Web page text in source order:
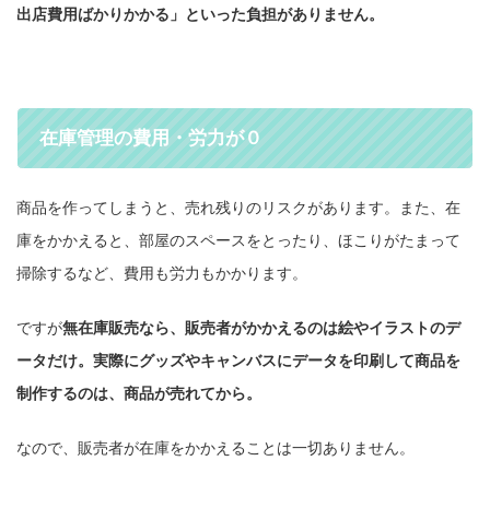
出店費用ばかりかかる」といった負担がありません。
在庫管理の費用・労力が０
商品を作ってしまうと、売れ残りのリスクがあります。また、在
庫をかかえると、部屋のスペースをとったり、ほこりがたまって
掃除するなど、費用も労力もかかります。
ですが無在庫販売なら、販売者がかかえるのは絵やイラストのデ
ータだけ。実際にグッズやキャンバスにデータを印刷して商品を
制作するのは、商品が売れてから。
なので、販売者が在庫をかかえることは一切ありません。